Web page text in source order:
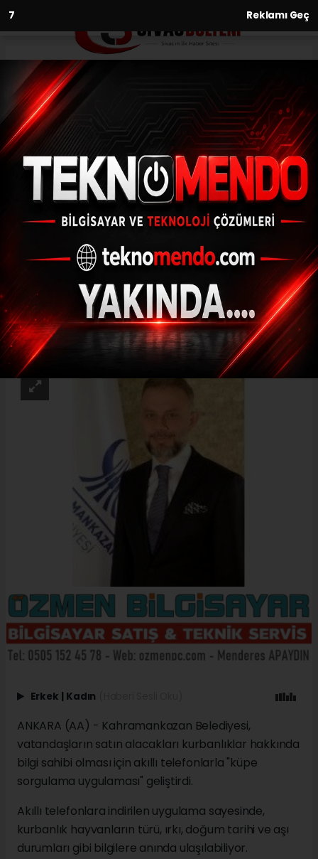
6 Reklamı Geç
Anasayfa
Kahramankazan'da
Kurbanlıklar Cepten
Sorgulanacak
31.08.2017 - 12:28, Güncelleme: 31.08.2017 - 12:28
ANKARA (AA) - Kahramankazan Belediyesi,
vatandaşların satın alacakları kurbanlıklar
hakkında bilgi sahibi olması için akıllı
telefonlarla "küpe sorgulama...
ABONE OL
Erkek | Kadın
ANKARA (AA) - Kahramankazan Belediyesi,
vatandaşların satın alacakları kurbanlıklar hakkında
bilgi sahibi olması için akıllı telefonlarla "küpe
sorgulama uygulaması" geliştirdi.
Akıllı telefonlara indirilen uygulama sayesinde,
kurbanlık hayvanların türü, ırkı, doğum tarihi ve aşı
durumları gibi bilgilere anında ulaşılabiliyor.